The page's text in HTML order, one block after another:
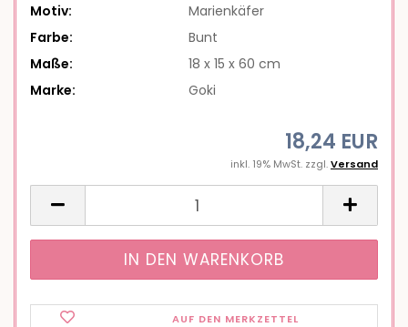
Motiv:
Marienkäfer
Farbe:
Bunt
Maße:
18 x 15 x 60 cm
Marke:
Goki
18,24 EUR
inkl. 19% MwSt. zzgl.Versand
AUF DEN MERKZETTEL